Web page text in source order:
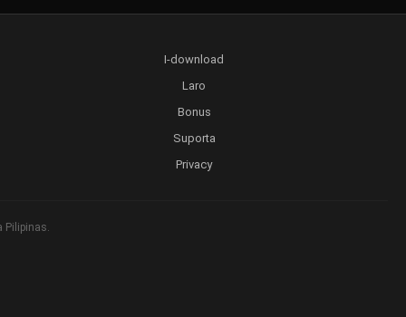
I-download
Laro
Bonus
Suporta
Privacy